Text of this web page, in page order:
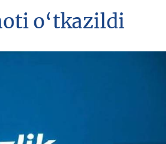
o‘tkazildi